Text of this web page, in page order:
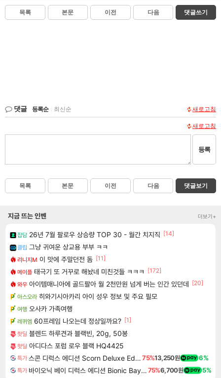
목록 본문 이전 다음 댓글쓰기
댓글 등록순 최신순 새로고침
새로고침
등록
목록 본문 이전 다음 댓글보기
지금 뜨는 인벤 더보기+
잡담 26년 7월 팔로우 상승량 TOP 30 - 월간 치지직 [14]
클립 그냥 귀여운 상교용 부부 ㅋㅋ
리니지M 이 맛에 주말던전 돔 [11]
메이플 태극기 또 거꾸로 해놨네 미친것들 ㅋㅋㅋ
[172]
와우 아이템매니아에 골드팔아 월 2천만원 넘게 버는 인간 있던데 [20]
아스오라 히와기시아카리 아이 성우 정보 및 주요 필모
여행 오사카 가족여행
레퀴엠 60프레임 나오는데 정상일까요? [1]
핫딜 블렌드 하루견과 블랙빈, 20g, 50봉
핫딜 아디다스 포럼 로우 블랙 HQ4425
특가 스콘 디럭스 에디션 Scorn Deluxe Edition75%13,250원 6%
특가 바이오닉 베이 디럭스 에디션 Bionic Bay Deluxe Edition75%6,700원 5%